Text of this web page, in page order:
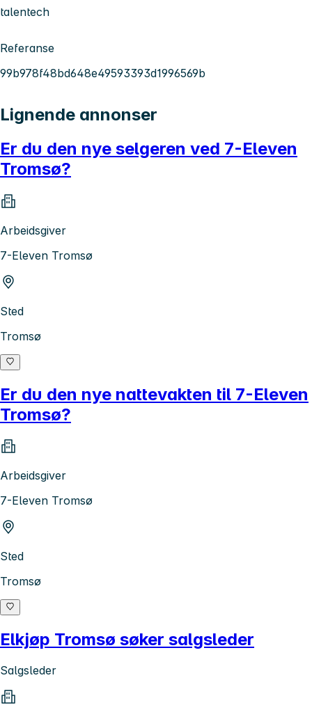
talentech
Referanse
99b978f48bd648e49593393d1996569b
Lignende annonser
Er du den nye selgeren ved 7-Eleven
Tromsø?
Arbeidsgiver
7-Eleven Tromsø
Sted
Tromsø
Er du den nye nattevakten til 7-Eleven
Tromsø?
Arbeidsgiver
7-Eleven Tromsø
Sted
Tromsø
Elkjøp Tromsø søker salgsleder
Salgsleder